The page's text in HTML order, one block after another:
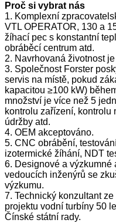
Proč si vybrat nás
1. Komplexní
VTL OPERATOR, 130 a
žíhací pec s konstantní
obráběcí centrum atd.
2. Navrhovaná životnost
3. Společnost Forster
servis na místě, pokud
kapacitou ≥100 kW)
množství je více než 5
kontrolu zařízení,
údržby atd.
4. OEM akceptováno.
5. CNC obrábění,
izotermické žíhání, NDT
6. Designové a výzkumné
vedoucích inženýrů se
výzkumu.
7. Technický konzultant
projektu vodní turbíny 50
Čínské státní rady.